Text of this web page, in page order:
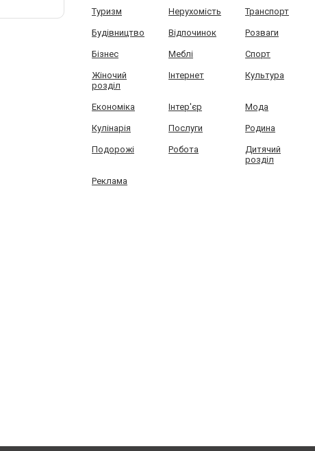
Туризм Нерухомість Транспорт
Будівництво Відпочинок Розваги
Бізнес Меблі Спорт
Жіночий
розділ
Інтернет Культура
Економіка Інтер'єр Мода
Кулінарія Послуги Родина
Подорожі Робота
Дитячий
розділ
Реклама